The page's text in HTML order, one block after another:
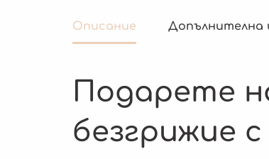
Описание Допълнителна
Подарете
безгрижие